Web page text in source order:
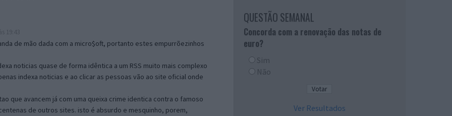
de mão dada com a micro$oft, portanto estes empurrõezinhos
noticias quase de forma idêntica a um RSS muito mais complexo
indexa noticias e ao clicar as pessoas vão ao site oficial onde
que avancem já com uma queixa crime identica contra o famoso
de outros sites. isto é absurdo e mesquinho, porem,
QUESTÃO SEMANAL
Concorda com a renovação das notas de
euro?
Sim
Não
Ver Resultados